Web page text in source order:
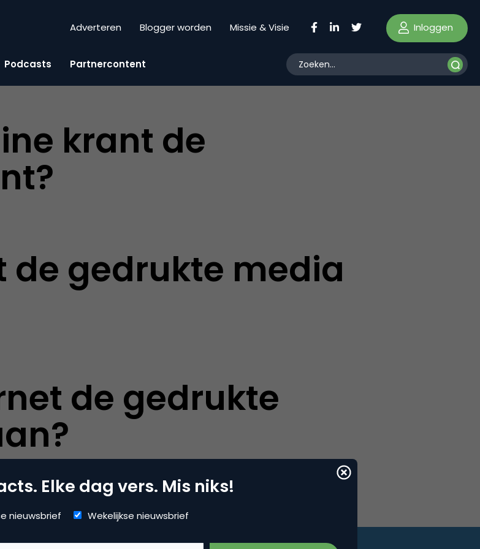
Adverteren Blogger worden Missie & Visie Inloggen
Podcasts Partnercontent
krant de
de gedrukte media
de gedrukte
Elke dag vers. Mis niks!
nieuwsbrief Wekelijkse nieuwsbrief